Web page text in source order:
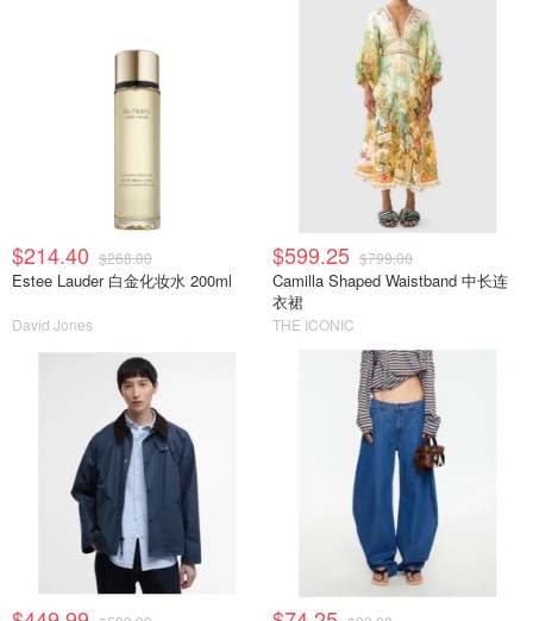
$214.40 $268.00
Estee Lauder 白金化妆水 200ml
David Jones
$599.25 $799.00
Camilla Shaped Waistband 中长连
衣裙
THE ICONIC